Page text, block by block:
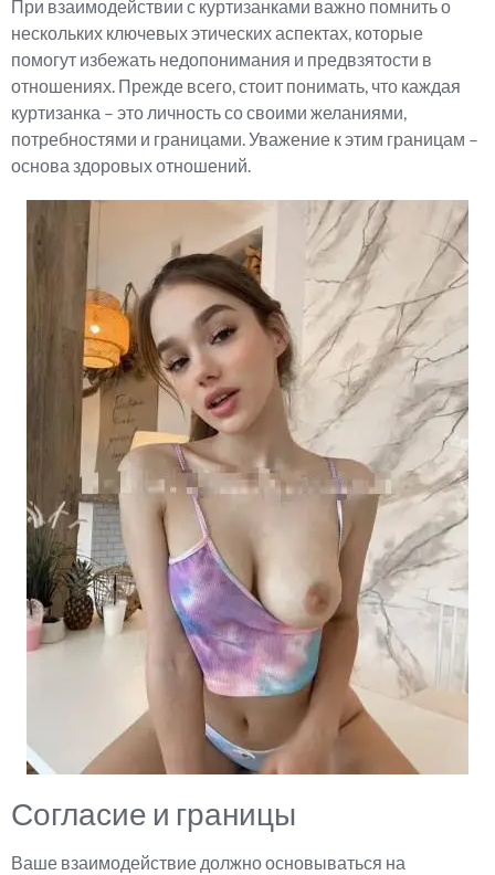
При взаимодействии с куртизанками важно помнить о
нескольких ключевых этических аспектах, которые
помогут избежать недопонимания и предвзятости в
отношениях. Прежде всего, стоит понимать, что каждая
куртизанка – это личность со своими желаниями,
потребностями и границами. Уважение к этим границам –
основа здоровых отношений.
Согласие и границы
Ваше взаимодействие должно основываться на